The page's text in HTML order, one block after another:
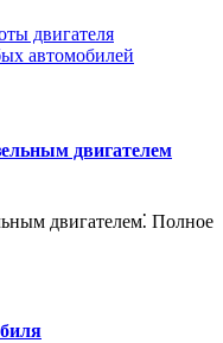
двигателя
автомобилей
двигателем
двигателем⁚ Полное